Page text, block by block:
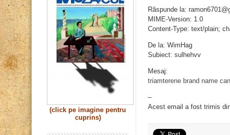
Răspunde la:
MIME-Version: 1.0
Content-Type: text/plain;
De la: WimHag
Subiect: sulhehvv
Mesaj:
triamterene brand name
–
Acest email a fost trimis
(click pe imagine pentru
cuprins)